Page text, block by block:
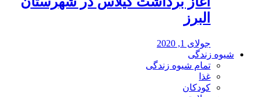
البرز
جولای 1, 2020
شیوه زندگی
تمام شیوه زندگی
غذا
کودکان